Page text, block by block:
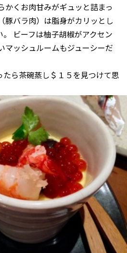
くお肉甘みがギュッと詰まっ
豚バラ肉）は脂身がカリッとし
ビーフは柚子胡椒がアクセン
マッシュルームもジューシーだ
ら茶碗蒸し＄１５を見つけて思